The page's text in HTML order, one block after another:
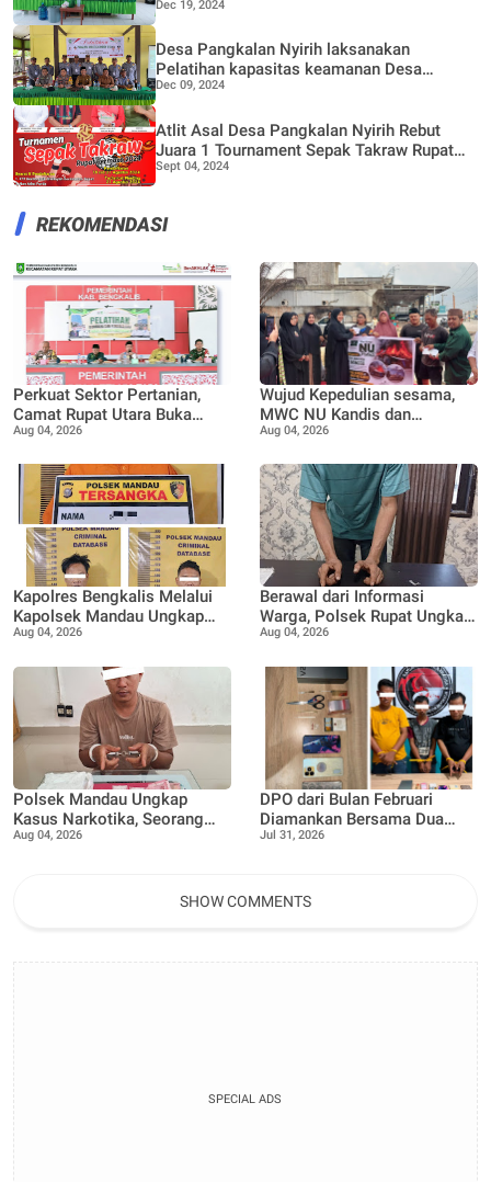
Dec 19, 2024
Desa Pangkalan Nyirih laksanakan
Pelatihan kapasitas keamanan Desa
melalui Dana Bermasa TA 2024
Dec 09, 2024
Atlit Asal Desa Pangkalan Nyirih Rebut
Juara 1 Tournament Sepak Takraw Rupat
Bermasa 2024
Sept 04, 2024
REKOMENDASI
Perkuat Sektor Pertanian,
Camat Rupat Utara Buka
Pelatihan Budidaya dan
Pertanian di Desa Teluk Rhu
Aug 04, 2026
Wujud Kepedulian sesama,
MWC NU Kandis dan
Muslimat NU Kandis
musibah kebakaran
Aug 04, 2026
Kapolres Bengkalis Melalui
Kapolsek Mandau Ungkap
Kasus Penyalahgunaan
Orang Diamankan
Aug 04, 2026
Berawal dari Informasi
Warga, Polsek Rupat Ungkap
Kasus Sabu dan Amankan
Aug 04, 2026
Polsek Mandau Ungkap
Kasus Narkotika, Seorang
Pria Diamankan dengan
Aug 04, 2026
DPO dari Bulan Februari
Diamankan Bersama Dua
Rekan Lainnya Terkait
Jul 31, 2026
SHOW COMMENTS
SPECIAL ADS